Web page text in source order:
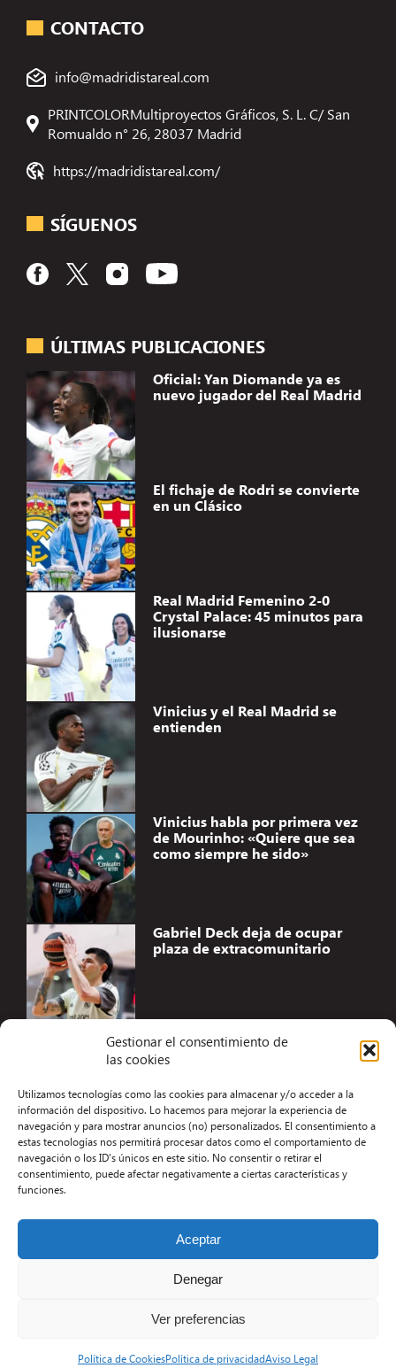
Gestionar el consentimiento de
las cookies
Utilizamos tecnologías como las cookies para almacenar y/o acceder a la
información del dispositivo. Lo hacemos para mejorar la experiencia de
navegación y para mostrar anuncios (no) personalizados. El consentimiento a
estas tecnologías nos permitirá procesar datos como el comportamiento de
navegación o los ID's únicos en este sitio. No consentir o retirar el
consentimiento, puede afectar negativamente a ciertas características y
funciones.
Aceptar
Denegar
Ver preferencias
Política de CookiesPolítica de privacidadAviso Legal
ÚLTIMAS PUBLICACIONES
Oficial: Yan Diomande ya es
nuevo jugador del Real Madrid
El fichaje de Rodri se convierte
en un Clásico
Real Madrid Femenino 2-0
Crystal Palace: 45 minutos para
ilusionarse
Vinicius y el Real Madrid se
entienden
Vinicius habla por primera vez
de Mourinho: «Quiere que sea
como siempre he sido»
Gabriel Deck deja de ocupar
plaza de extracomunitario
CONTACTO
info@madridistareal.com
PRINTCOLORMultiproyectos Gráficos, S. L. C/ San
Romualdo n° 26, 28037 Madrid
https://madridistareal.com/
SÍGUENOS
Aviso Legal
Términos y condiciones
Política de privacidad
Contacto
Desarrollo Web por Kiwop